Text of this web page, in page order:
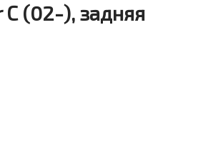
(02-), задняя